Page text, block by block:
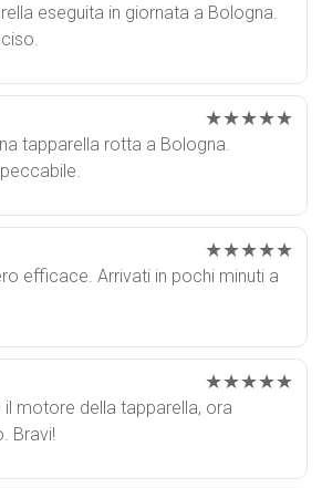
eseguita in giornata a Bologna.
★★★★★
tapparella rotta a Bologna.
★★★★★
efficace. Arrivati in pochi minuti a
★★★★★
motore della tapparella, ora
Bravi!